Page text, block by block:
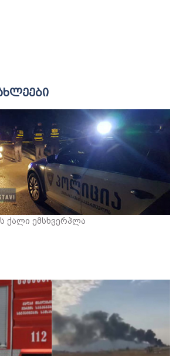
ქალი ემსხვერპლა